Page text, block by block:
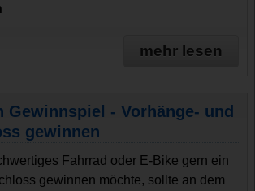
mehr lesen
Gewinnspiel - Vorhänge- und
gewinnen
Fahrrad oder E-Bike gern ein
gewinnen möchte, sollte an dem